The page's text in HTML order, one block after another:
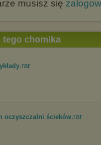
musisz się
tego chomika
.rar
oczyszczalni ścieków.rar